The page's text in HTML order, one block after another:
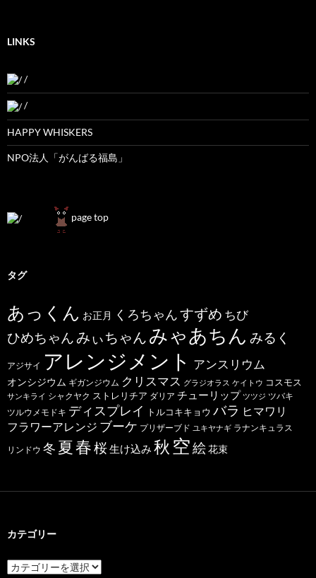
LINKS
/
/
HAPPY WHISKERS
NPO法人「がんばる福島」
page top
タグ
あっくん お正月 くろちゃんすずめ ちび
ひめちゃんみぃちゃん みゃあちん みるく
アジサイ アレンジメント アンスリウム
オンシジウム ギガンジウム クリスマス グラジオラス ケイトウ コスモス
サンキライ シャクヤク ストレリチア ダリア チューリップ ツツジ ツバキ
ツルウメモドキ ディスプレイ トルコキキョウ バラ ヒマワリ
フラワーアレンジ ブーケ プリザーブド ユキヤナギ ラナンキュラス
リンドウ 冬 夏春桜生け込み 秋 空絵花束
カテゴリー
カ